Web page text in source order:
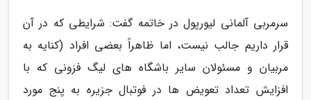
سرمربی آلمانی لیورپول در خاتمه گفت: شرایطی که در آن
قرار داریم جالب نیست، اما ظاهراً بعضی افراد (کنایه به
مربیان و مسئولان سایر باشگاه های لیگ فزونی که با
افزایش تعداد تعویض ها در فوتبال جزیره به پنج مورد